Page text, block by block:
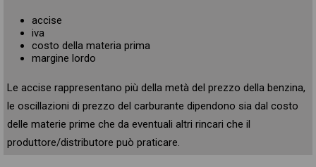
accise
iva
costo della materia prima
margine lordo
Le accise rappresentano più della metà del prezzo della benzina,
le oscillazioni di prezzo del carburante dipendono sia dal costo
delle materie prime che da eventuali altri rincari che il
produttore/distributore può praticare.